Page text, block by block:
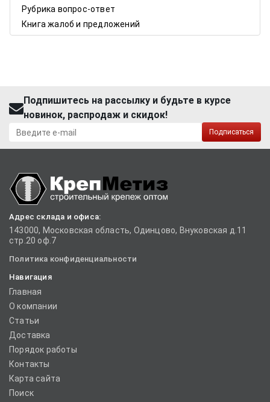
Рубрика вопрос-ответ
Книга жалоб и предложений
Подпишитесь на рассылку и будьте в курсе
новинок, распродаж и скидок!
Подписаться
Адрес склада и офиса:
143000, Московская область, Одинцово, Внуковская д.11
стр.20 оф.7
Политика конфиденциальности
Навигация
Главная
О компании
Статьи
Доставка
Порядок работы
Контакты
Карта сайта
Поиск